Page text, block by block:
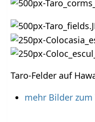
Taro-Felder auf
mehr Bilder zum